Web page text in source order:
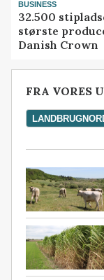
BUSINESS
32.500
største
Danish Crown
FRA VORES